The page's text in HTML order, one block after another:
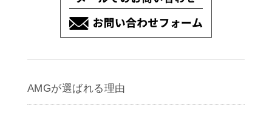
AMGが選ばれる理由